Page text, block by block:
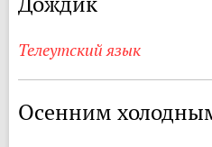
Телеутский язык
Осенним